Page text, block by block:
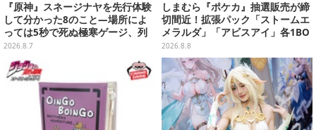
『原神』スネージナヤを先行体験
して分かった8のこと―場所によ
っては5秒で死ぬ極寒ゲージ、列
車は“ダイナミック途中下車”可能
など自由度高め
2026.8.7
しまむら『ポケカ』抽選販売が締
切間近！拡張パック「ストームエ
メラルダ」「アビスアイ」各1BO
Xをラインナップ
2026.8.8